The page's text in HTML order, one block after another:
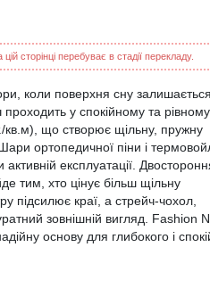
сторінці перебуває в стадії перекладу.
коли поверхня сну залишається
у спокійному та рівному
кв.м), що створює щільну, пружну
ортопедичної піни і
експлуатації.
тим, хто цінує більш щільну
підсилює краї, а стрейч-чохол,
зовнішній вигляд. Fashion
основу для глибокого і